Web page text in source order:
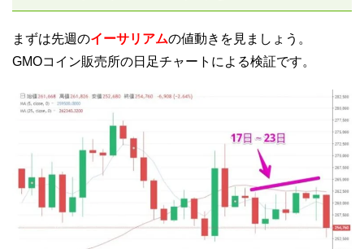
まずは先週のイーサリアムの値動きを見ましょう。
GMOコイン販売所の日足チャートによる検証です。